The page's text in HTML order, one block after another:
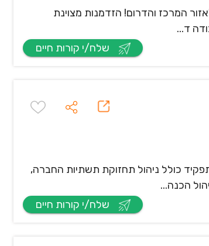
המרכז והדרום! הזדמנות מצוינת
ד...
כולל ניהול תחזוקת תשתיות החברה,
הכנה...